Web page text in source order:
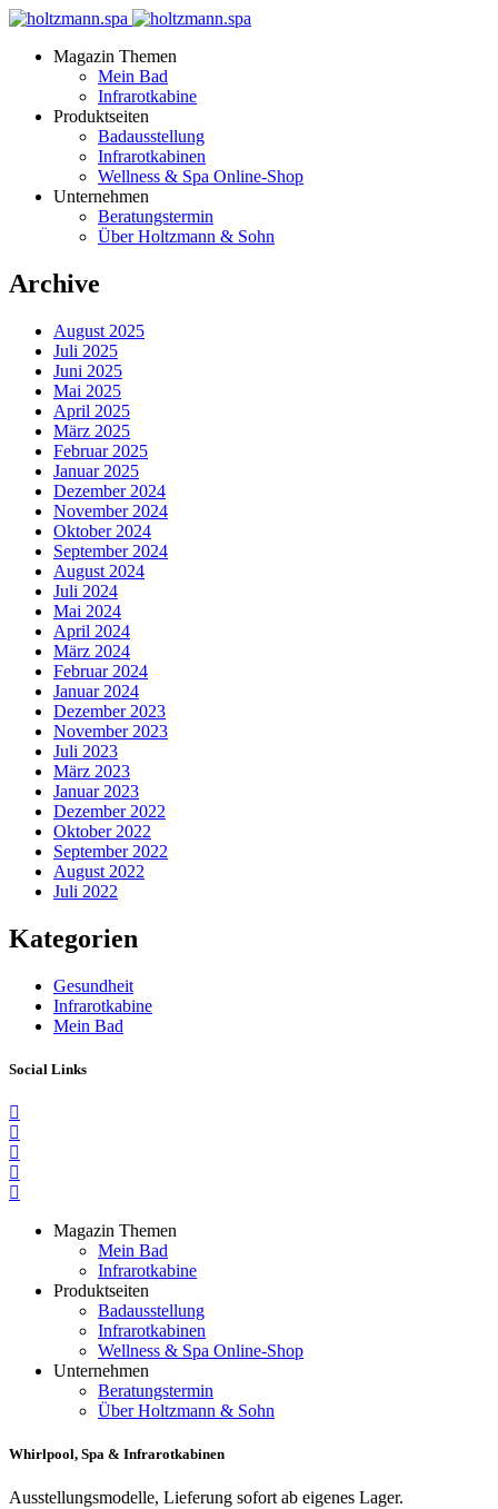
Magazin Themen
Mein Bad
Infrarotkabine
Produktseiten
Badausstellung
Infrarotkabinen
Wellness & Spa Online-Shop
Unternehmen
Beratungstermin
Über Holtzmann & Sohn
Archive
August 2025
Juli 2025
Juni 2025
Mai 2025
April 2025
März 2025
Februar 2025
Januar 2025
Dezember 2024
November 2024
Oktober 2024
September 2024
August 2024
Juli 2024
Mai 2024
April 2024
März 2024
Februar 2024
Januar 2024
Dezember 2023
November 2023
Juli 2023
März 2023
Januar 2023
Dezember 2022
Oktober 2022
September 2022
August 2022
Juli 2022
Kategorien
Gesundheit
Infrarotkabine
Mein Bad
Social Links
Magazin Themen
Mein Bad
Infrarotkabine
Produktseiten
Badausstellung
Infrarotkabinen
Wellness & Spa Online-Shop
Unternehmen
Beratungstermin
Über Holtzmann & Sohn
Whirlpool, Spa & Infrarotkabinen
Ausstellungsmodelle, Lieferung sofort ab eigenes Lager.